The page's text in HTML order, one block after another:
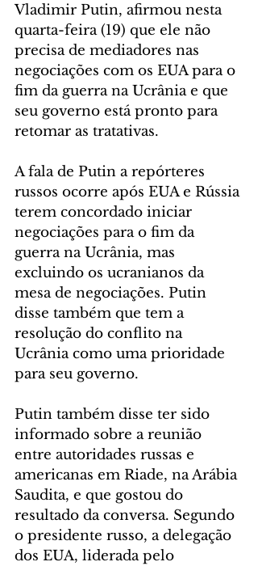
Vladimir Putin, afirmou nesta
quarta-feira (19) que ele não
precisa de mediadores nas
negociações com os EUA para o
fim da guerra na Ucrânia e que
seu governo está pronto para
retomar as tratativas.
A fala de Putin a repórteres
russos ocorre após EUA e Rússia
terem concordado iniciar
negociações para o fim da
guerra na Ucrânia, mas
excluindo os ucranianos da
mesa de negociações. Putin
disse também que tem a
resolução do conflito na
Ucrânia como uma prioridade
para seu governo.
Putin também disse ter sido
informado sobre a reunião
entre autoridades russas e
americanas em Riade, na Arábia
Saudita, e que gostou do
resultado da conversa. Segundo
o presidente russo, a delegação
dos EUA, liderada pelo